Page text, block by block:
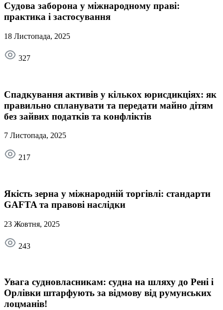
Судова заборона у міжнародному праві:
практика і застосування
18 Листопада, 2025
327
Спадкування активів у кількох юрисдикціях: як
правильно спланувати та передати майно дітям
без зайвих податків та конфліктів
7 Листопада, 2025
217
Якість зерна у міжнародній торгівлі: стандарти
GAFTA та правові наслідки
23 Жовтня, 2025
243
Увага судновласникам: судна на шляху до Рені і
Орлівки штарфують за відмову від румунських
лоцманів!